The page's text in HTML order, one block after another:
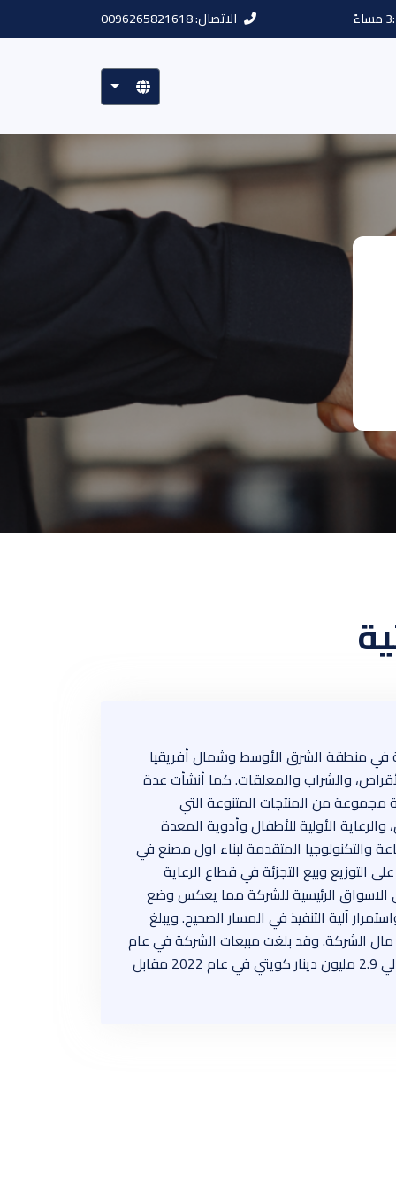
الاتصال: 0096265821618
الأدوية في منطقة الشرق الأوسط وشمال أفريقيا
في إنتاج الأقراص، والشراب والمعلقات. كما أنشأت عدة
مجموعة من المنتجات المتنوعة التي
والرعاية الأولية للأطفال وأدوية المعدة
والتكنولوجيا المتقدمة لبناء اول مصنع في
التوزيع وبيع التجزئة في قطاع الرعاية
وخلال عام 2022، استمر نمو ايرادات الشركة في الاسواق الرئيسية للشركة مما يعكس وضع
آلية التنفيذ في المسار الصحيح. ويبلغ
درهم إماراتي حوالي 96 مليون دينار كويتي، وتساهم اكديما بنسبة 9.15% من رأس مال الشركة. وقد بلغت مبيعات الشركة في عام
2022 حوالي 134 مليون دينار كويتي مقارنة بحوالي 95 مليون دينار كويتي في عام 2021، وبلغ صافي خسائر الشركة حوالي 2.9 مليون دينار كويتي في عام 2022 مقابل